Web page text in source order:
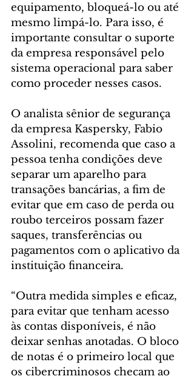
equipamento, bloqueá-lo ou até
mesmo limpá-lo. Para isso, é
importante consultar o suporte
da empresa responsável pelo
sistema operacional para saber
como proceder nesses casos.
O analista sênior de segurança
da empresa Kaspersky, Fabio
Assolini, recomenda que caso a
pessoa tenha condições deve
separar um aparelho para
transações bancárias, a fim de
evitar que em caso de perda ou
roubo terceiros possam fazer
saques, transferências ou
pagamentos com o aplicativo da
instituição financeira.
“Outra medida simples e eficaz,
para evitar que tenham acesso
às contas disponíveis, é não
deixar senhas anotadas. O bloco
de notas é o primeiro local que
os cibercriminosos checam ao